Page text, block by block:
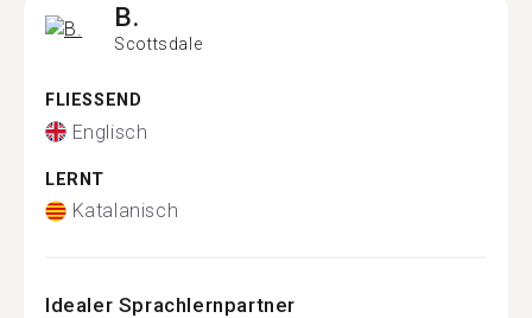
B.
Scottsdale
FLIESSEND
Englisch
LERNT
Katalanisch
Idealer Sprachlernpartner